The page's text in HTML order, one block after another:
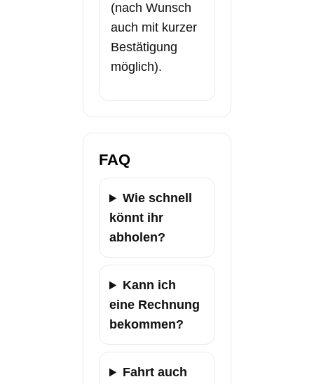
(nach Wunsch
auch mit kurzer
Bestätigung
möglich).
FAQ
Wie schnell
könnt ihr
abholen?
Kann ich
eine Rechnung
bekommen?
Fahrt auch